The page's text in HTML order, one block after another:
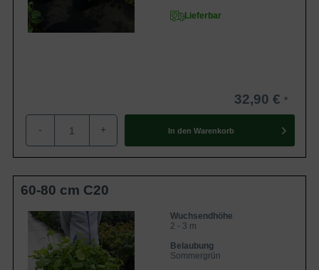
Lieferbar
32,90 €
- + In den Warenkorb
60-80 cm C20
Wuchsendhöhe
2 - 3 m
Belaubung
Sommergrün